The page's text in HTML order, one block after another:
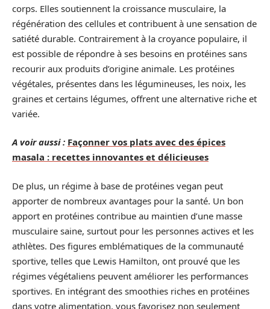
corps. Elles soutiennent la croissance musculaire, la
régénération des cellules et contribuent à une sensation de
satiété durable. Contrairement à la croyance populaire, il
est possible de répondre à ses besoins en protéines sans
recourir aux produits d’origine animale. Les protéines
végétales, présentes dans les légumineuses, les noix, les
graines et certains légumes, offrent une alternative riche et
variée.
A voir aussi : Façonner vos plats avec des épices
masala : recettes innovantes et délicieuses
De plus, un régime à base de protéines vegan peut
apporter de nombreux avantages pour la santé. Un bon
apport en protéines contribue au maintien d’une masse
musculaire saine, surtout pour les personnes actives et les
athlètes. Des figures emblématiques de la communauté
sportive, telles que Lewis Hamilton, ont prouvé que les
régimes végétaliens peuvent améliorer les performances
sportives. En intégrant des smoothies riches en protéines
dans votre alimentation, vous favorisez non seulement